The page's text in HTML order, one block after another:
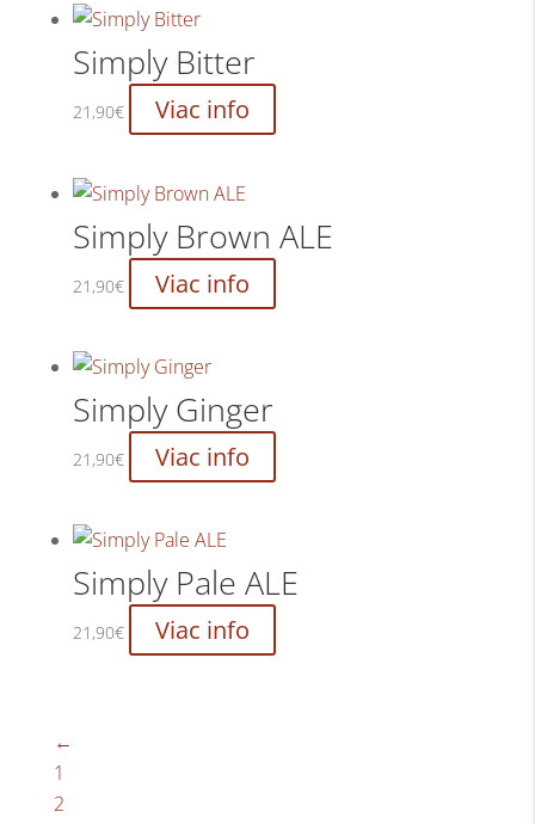
19,60€.17,20€.
Simply Bitter
21,90€ Viac info
Simply Brown ALE
21,90€ Viac info
Simply Ginger
21,90€ Viac info
Simply Pale ALE
21,90€ Viac info
←
1
2